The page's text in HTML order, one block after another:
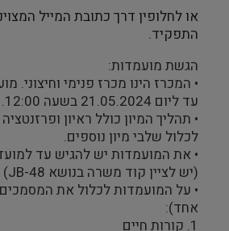
או לחלופין דרך כתובת המייל
התפקיד.
הגשת מועמדות:
• המכרז הינו מכרז פנימי וחיצוני.
עד ליום 21.05.2024 בשעה 12:00.
• תהליך המיון כולל ראיון
לכלול שלבי מיון נוספים.
• את המועמדות יש להגיש עד
(יש לציין קוד משרה בנושא JB-48)
• על המועמדות לכלול את
אחד):
1. קורות חיים